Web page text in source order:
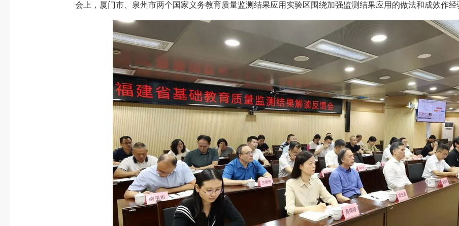
会上，厦门市、泉州市两个国家义务教育质量监测结果应用实验区围绕加强监测结果应用的做法和成效作经